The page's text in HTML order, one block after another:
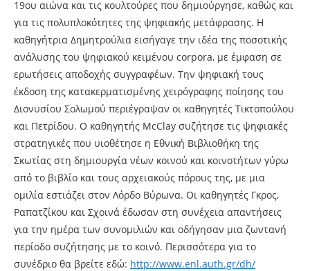
19ου αιώνα και τις κουλτούρες που δημιούργησε, καθώς και
για τις πολυπλοκότητες της ψηφιακής μετάφρασης. Η
καθηγήτρια Δημητρούλια εισήγαγε την ιδέα της ποσοτικής
ανάλυσης του ψηφιακού κειμένου corpora, με έμφαση σε
ερωτήσεις αποδοχής συγγραφέων. Την ψηφιακή τους
έκδοση της κατακερματισμένης χειρόγραφης ποίησης του
Διονυσίου Σολωμού περιέγραψαν οι καθηγητές Τικτοπούλου
και Πετρίδου. Ο καθηγητής McClay συζήτησε τις ψηφιακές
στρατηγικές που υιοθέτησε η Εθνική Βιβλιοθήκη της
Σκωτίας στη δημιουργία νέων κοινού και κοινοτήτων γύρω
από το βιβλίο και τους αρχειακούς πόρους της, με μια
ομιλία εστιάζει στον Λόρδο Βύρωνα. Οι καθηγητές Γκρος,
Ραπατζίκου και Σχοινά έδωσαν στη συνέχεια απαντήσεις
για την ημέρα των συνομιλιών και οδήγησαν μια ζωντανή
περίοδο συζήτησης με το κοινό. Περισσότερα για το
συνέδριο θα βρείτε εδώ: http://www.enl.auth.gr/dh/